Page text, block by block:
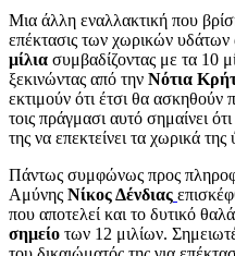
Μια άλλη εναλλακτική που
επέκτασις των χωρικών υδάτων
μίλια συμβαδίζοντας με τα 10
ξεκινώντας από την Νότια
εκτιμούν ότι έτσι θα
τοις πράγμασι αυτό σημαίνει
της να επεκτείνει τα χωρικά
Πάντως συμφώνως προς
Αμύνης Νίκος Δένδιας
που αποτελεί και το δυτικό
σημείο των 12 μιλίων.